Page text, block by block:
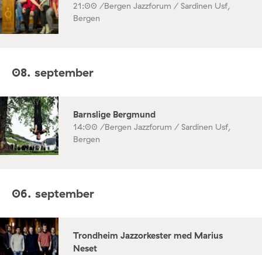
21:00 /Bergen Jazzforum / Sardinen Usf,
Bergen
08. september
Barnslige Bergmund
14:00 /Bergen Jazzforum / Sardinen Usf,
Bergen
06. september
Trondheim Jazzorkester med Marius
Neset